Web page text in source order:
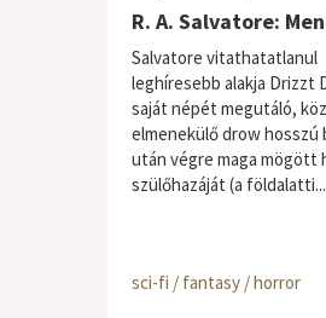
R. A. Salvatore:
Salvatore vitathatatlanul
leghíresebb alakja Drizzt
saját népét megutáló,
elmenekülő drow hosszú
után végre maga mögött
szülőhazáját (a földalatti...
sci-fi / fantasy / horror